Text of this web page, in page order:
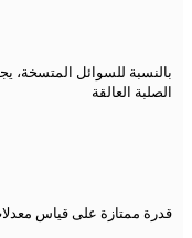
بالنسبة للسوائل المتسخة،
الصلبة العالقة
قدرة ممتازة على قياس معدلات